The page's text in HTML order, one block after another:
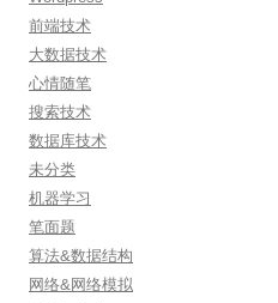
前端技术
大数据技术
心情随笔
搜索技术
数据库技术
未分类
机器学习
笔面题
算法&数据结构
网络&网络模拟